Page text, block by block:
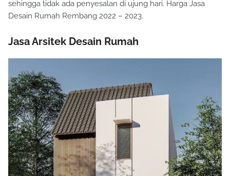
sehingga tidak ada penyesalan di ujung hari. Harga Jasa
Desain Rumah Rembang 2022 – 2023.
Jasa Arsitek Desain Rumah